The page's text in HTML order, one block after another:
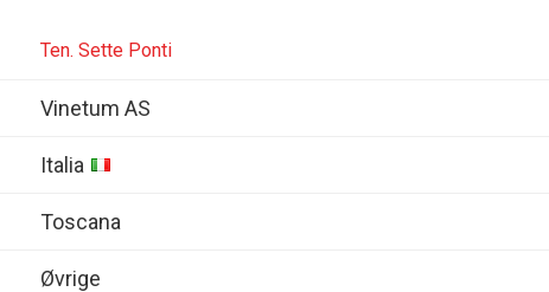
Ten. Sette Ponti
Vinetum AS
Italia
Toscana
Øvrige